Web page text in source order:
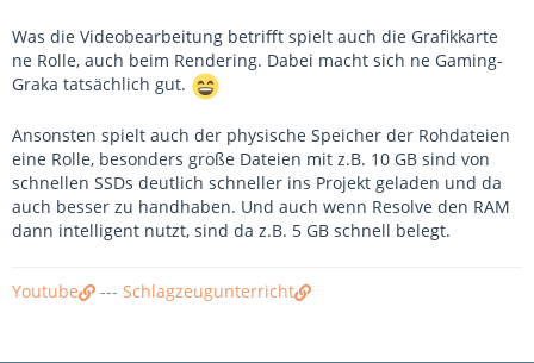
Was die Videobearbeitung betrifft spielt auch die Grafikkarte
ne Rolle, auch beim Rendering. Dabei macht sich ne Gaming-
Graka tatsächlich gut.
Ansonsten spielt auch der physische Speicher der Rohdateien
eine Rolle, besonders große Dateien mit z.B. 10 GB sind von
schnellen SSDs deutlich schneller ins Projekt geladen und da
auch besser zu handhaben. Und auch wenn Resolve den RAM
dann intelligent nutzt, sind da z.B. 5 GB schnell belegt.
Youtube --- Schlagzeugunterricht